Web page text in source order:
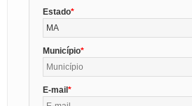
Estado
MA
Município
E-mail